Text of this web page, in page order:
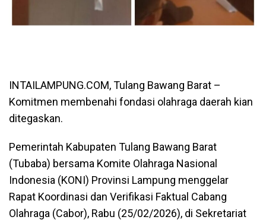
INTAILAMPUNG.COM, Tulang Bawang Barat –
Komitmen membenahi fondasi olahraga daerah kian
ditegaskan.
Pemerintah Kabupaten Tulang Bawang Barat
(Tubaba) bersama Komite Olahraga Nasional
Indonesia (KONI) Provinsi Lampung menggelar
Rapat Koordinasi dan Verifikasi Faktual Cabang
Olahraga (Cabor), Rabu (25/02/2026), di Sekretariat